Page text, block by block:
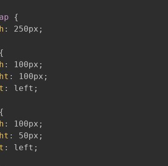
{
: 250px ;
{
: 100px ;
: 100px ;
: left ;
{
: 100px ;
: 50px ;
: left ;